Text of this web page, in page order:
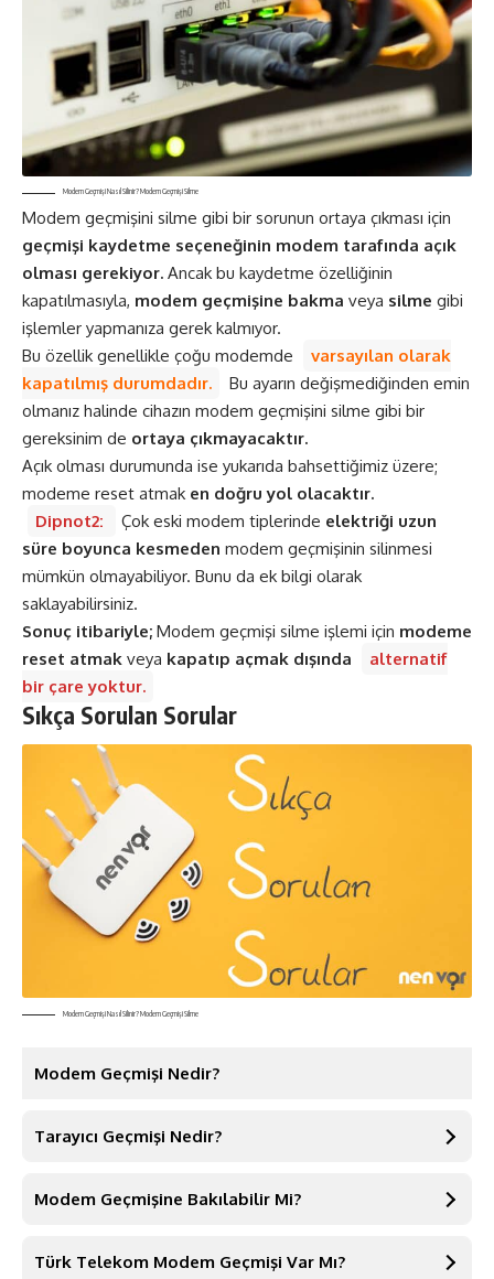
Modem Geçmişi Nasıl Silinir? Modem Geçmişi Silme
Modem geçmişini silme gibi bir sorunun ortaya çıkması için
geçmişi kaydetme seçeneğinin modem tarafında açık
olması gerekiyor. Ancak bu kaydetme özelliğinin
kapatılmasıyla, modem geçmişine bakma veya silme gibi
işlemler yapmanıza gerek kalmıyor.
Bu özellik genellikle çoğu modemde
varsayılan olarak
kapatılmış durumdadır.
Bu ayarın değişmediğinden emin
olmanız halinde cihazın modem geçmişini silme gibi bir
gereksinim de ortaya çıkmayacaktır.
Açık olması durumunda ise yukarıda bahsettiğimiz üzere;
modeme reset atmak en doğru yol olacaktır.
Dipnot2:
Çok eski modem tiplerinde elektriği uzun
süre boyunca kesmeden modem geçmişinin silinmesi
mümkün olmayabiliyor. Bunu da ek bilgi olarak
saklayabilirsiniz.
Sonuç itibariyle; Modem geçmişi silme işlemi için modeme
reset atmak veya kapatıp açmak dışında
alternatif
bir çare yoktur.
Sıkça Sorulan Sorular
Modem Geçmişi Nasıl Silinir? Modem Geçmişi Silme
Modem Geçmişi Nedir?
adresleri ve cihazların benzersiz kimliği olan MAC
işlemidir.
Tarayıcı Geçmişi Nedir?
Modem Geçmişine Bakılabilir Mi?
Türk Telekom Modem Geçmişi Var Mı?